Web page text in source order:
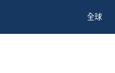
全球